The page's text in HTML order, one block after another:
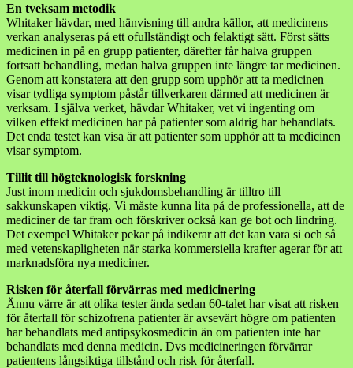
En tveksam metodik
Whitaker hävdar, med hänvisning till andra källor, att medicinens
verkan analyseras på ett ofullständigt och felaktigt sätt. Först sätts
medicinen in på en grupp patienter, därefter får halva gruppen
fortsatt behandling, medan halva gruppen inte längre tar medicinen.
Genom att konstatera att den grupp som upphör att ta medicinen
visar tydliga symptom påstår tillverkaren därmed att medicinen är
verksam. I själva verket, hävdar Whitaker, vet vi ingenting om
vilken effekt medicinen har på patienter som aldrig har behandlats.
Det enda testet kan visa är att patienter som upphör att ta medicinen
visar symptom.
Tillit till högteknologisk forskning
Just inom medicin och sjukdomsbehandling är tilltro till
sakkunskapen viktig. Vi måste kunna lita på de professionella, att de
mediciner de tar fram och förskriver också kan ge bot och lindring.
Det exempel Whitaker pekar på indikerar att det kan vara si och så
med vetenskapligheten när starka kommersiella krafter agerar för att
marknadsföra nya mediciner.
Risken för återfall förvärras med medicinering
Ännu värre är att olika tester ända sedan 60-talet har visat att risken
för återfall för schizofrena patienter är avsevärt högre om patienten
har behandlats med antipsykosmedicin än om patienten inte har
behandlats med denna medicin. Dvs medicineringen förvärrar
patientens långsiktiga tillstånd och risk för återfall.